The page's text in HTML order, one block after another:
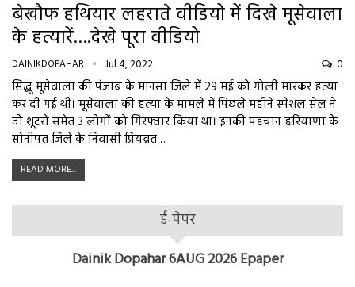
बेखौफ हथियार लहराते वीडियो में दिखे मूसेवाला
के हत्यारें….देखे पूरा वीडियो
DAINIKDOPAHAR Jul 4, 2022 0
सिद्धू मूसेवाला की पंजाब के मानसा जिले में 29 मई को गोली मारकर हत्या
कर दी गई थी। मूसेवाला की हत्या के मामले में पिछले महीने स्पेशल सेल ने
दो शूटरों समेत 3 लोगों को गिरफ्तार किया था। इनकी पहचान हरियाणा के
सोनीपत जिले के निवासी प्रियव्रत…
READ MORE...
ई-पेपर
Dainik Dopahar 6AUG 2026 Epaper